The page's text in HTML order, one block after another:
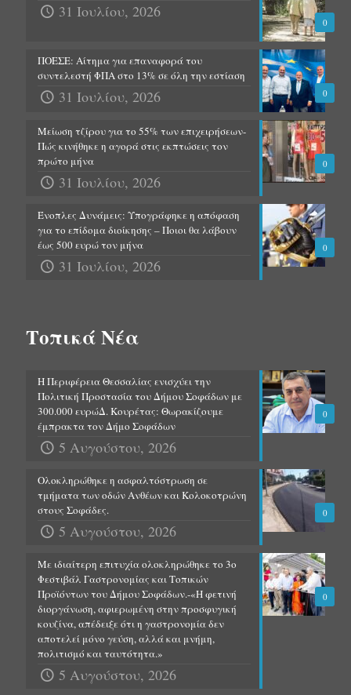
0
31 Ιουλίου, 2026
0
ΠΟΕΣΕ: Αίτημα για επαναφορά του
συντελεστή ΦΠΑ στο 13% σε όλη την εστίαση
31 Ιουλίου, 2026
0
Μείωση τζίρου για το 55% των επιχειρήσεων-
Πώς κινήθηκε η αγορά στις εκπτώσεις τον
πρώτο μήνα
31 Ιουλίου, 2026
0
Ένοπλες Δυνάμεις: Υπογράφηκε η απόφαση
για το επίδομα διοίκησης – Ποιοι θα λάβουν
έως 500 ευρώ τον μήνα
31 Ιουλίου, 2026
Τοπικά Νέα
0
Η Περιφέρεια Θεσσαλίας ενισχύει την
Πολιτική Προστασία του Δήμου Σοφάδων με
300.000 ευρώΔ. Κουρέτας: Θωρακίζουμε
έμπρακτα τον Δήμο Σοφάδων
5 Αυγούστου, 2026
0
Ολοκληρώθηκε η ασφαλτόστρωση σε
τμήματα των οδών Ανθέων και Κολοκοτρώνη
στους Σοφάδες.
5 Αυγούστου, 2026
0
Με ιδιαίτερη επιτυχία ολοκληρώθηκε το 3ο
Φεστιβάλ Γαστρονομίας και Τοπικών
Προϊόντων του Δήμου Σοφάδων.-«Η φετινή
διοργάνωση, αφιερωμένη στην προσφυγική
κουζίνα, απέδειξε ότι η γαστρονομία δεν
αποτελεί μόνο γεύση, αλλά και μνήμη,
πολιτισμό και ταυτότητα.»
5 Αυγούστου, 2026